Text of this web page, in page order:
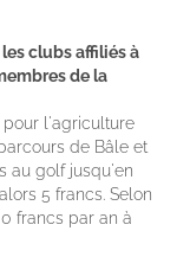
les clubs affiliés à
de la
pour l'agriculture
de Bâle et
au golf jusqu'en
5 francs. Selon
francs par an à